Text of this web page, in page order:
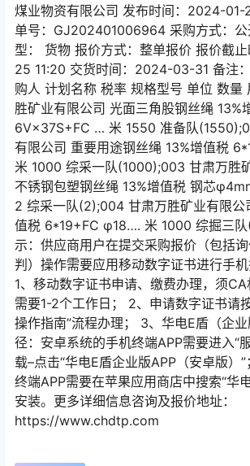
煤业物资有限公司 发布时间：2024-01-
单号：GJ202401006964 采购方式：公
型： 货物 报价方式：整单报价 报价截
25 11:20 交货时间：2024-03-31 备注
购人 计划名称 税率 规格型号 单位 数量
胜矿业有限公司 光面三角股钢丝绳 13%
6V×37S+FC … 米 1550 准备队
有限公司 重要用途钢丝绳 13%增值税
米 1000 综采一队(1000);003 甘肃万胜
不锈钢包塑钢丝绳 13%增值税 钢芯
2 综采一队(2);004 甘肃万胜矿业有限公
值税 6*19+FC φ18…. 米 1000 综掘三
示：供应商用户在提交采购报价（包括
判）操作需要应用移动数字证书进行手机
1、移动数字证书申请、缴费办理，须
需要1-2个工作日； 2、申请数字证书请
操作指南”流程办理； 3、华电E盾（企
径：安卓系统的手机终端APP需要进入“
载–点击“华电E盾企业版APP（安卓版）
终端APP需要在苹果应用商店中搜索“华
安装。更多详细信息咨询及报价地址：
https://www.chdtp.com